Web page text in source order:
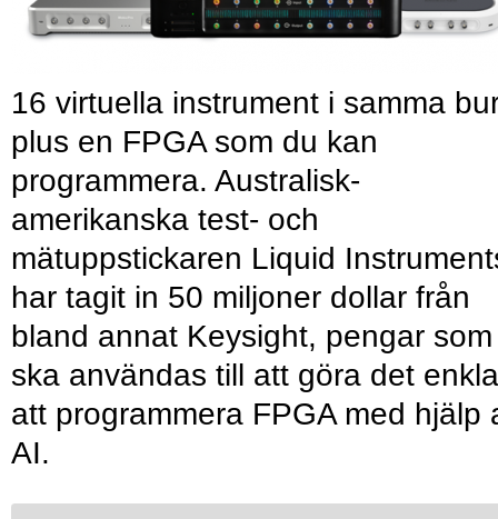
16 virtuella instrument i samma
plus en FPGA som du kan
programmera. Australisk-
amerikanska test- och
mätuppstickaren Liquid
har tagit in 50 miljoner dollar från
bland annat Keysight, pengar som
ska användas till att göra det
att programmera FPGA med hjälp
AI.